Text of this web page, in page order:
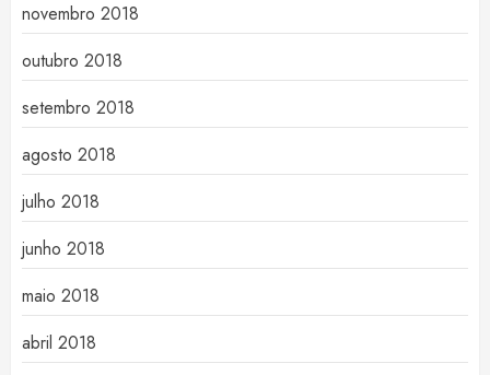
novembro 2018
outubro 2018
setembro 2018
agosto 2018
julho 2018
junho 2018
maio 2018
abril 2018